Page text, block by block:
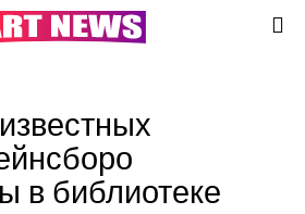
в библиотеке